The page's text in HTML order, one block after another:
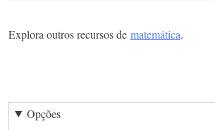
Explora outros recursos de matemática.
Opções